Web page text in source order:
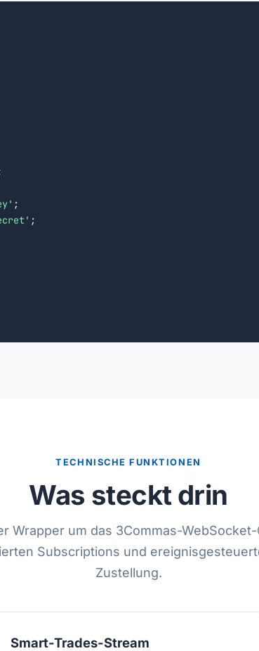
;
;
TECHNISCHE FUNKTIONEN
Was steckt drin
Wrapper um das 3Commas-
Subscriptions und
Zustellung.
Smart-Trades-Stream